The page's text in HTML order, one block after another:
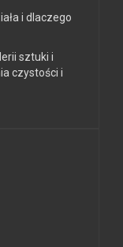
i dlaczego
sztuki i
czystości i